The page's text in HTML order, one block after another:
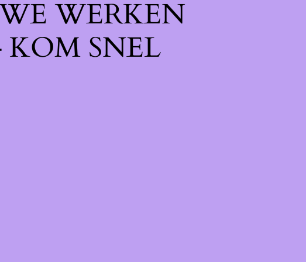
WERKEN
KOM SNEL